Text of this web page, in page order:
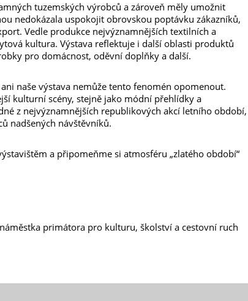
tuzemských výrobců a zároveň měly umožnit
nedokázala uspokojit obrovskou poptávku zákazníků,
Vedle produkce nejvýznamnějších textilních a
kultura. Výstava reflektuje i další oblasti produktů
pro domácnost, oděvní doplňky a další.
naše výstava nemůže tento fenomén opomenout.
kulturní scény, stejně jako módní přehlídky a
z nejvýznamnějších republikových akcí letního období,
nadšených návštěvníků.
a připomeňme si atmosféru „zlatého období“
primátora pro kulturu, školství a cestovní ruch